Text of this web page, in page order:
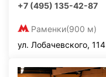
+7 (495) 135-42-87
Раменки(900 м)
ул. Лобачевского, 114